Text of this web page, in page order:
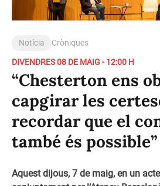
Notícia Cròniques
DIVENDRES 08 DE MAIG - 12:00 H
“Chesterton ens
capgirar les
recordar que el
també és possible”
Aquest dijous, 7 de maig, en un